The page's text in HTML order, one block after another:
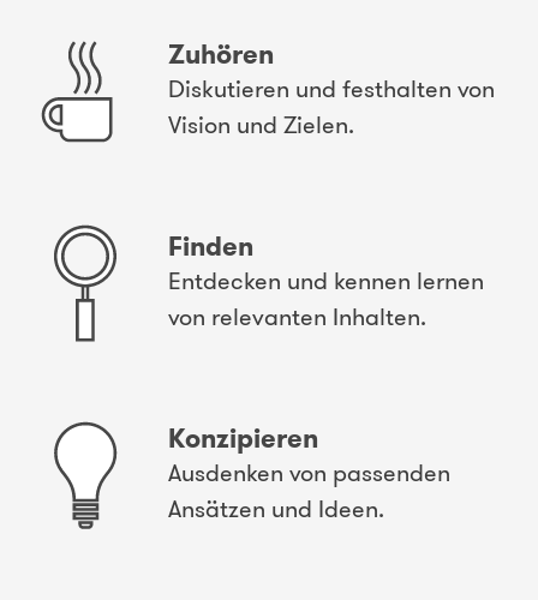
Zuhören
Diskutieren und festhalten von
Vision und Zielen.
Finden
Entdecken und kennen lernen
von relevanten Inhalten.
Konzipieren
Ausdenken von passenden
Ansätzen und Ideen.